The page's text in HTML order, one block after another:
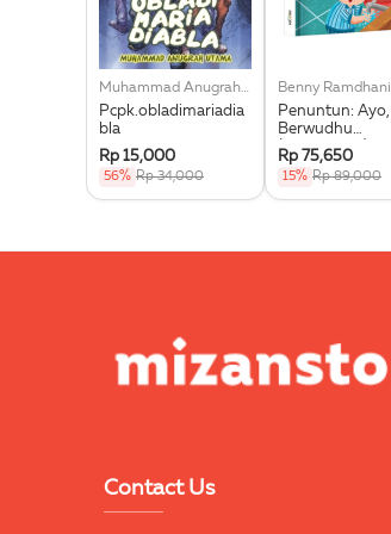
Muhammad Anugrah Utama
Pcpk.obladimariadia
bla
Rp 15,000
56% Rp 34,000
Benny Ramdhani
Penuntun: Ayo,
Berwudhu
(Boardbook)
Rp 75,650
15% Rp 89,000
Contact Us